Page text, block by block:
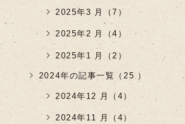
2025年3 月（7）
2025年2 月（4）
2025年1 月（2）
2024年の記事一覧（25 ）
2024年12 月（4）
2024年11 月（4）